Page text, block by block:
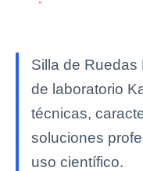
Silla de
de laboratorio
técnicas,
soluciones
uso científico.